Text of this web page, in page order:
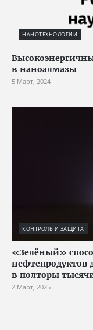
НАНОТЕХНОЛОГИИ
в наноалмазы
5 Март, 2024
КОНТРОЛЬ И ЗАЩИТА
«Зелёный»
нефтепродуктов
в полторы
2 Март, 2025